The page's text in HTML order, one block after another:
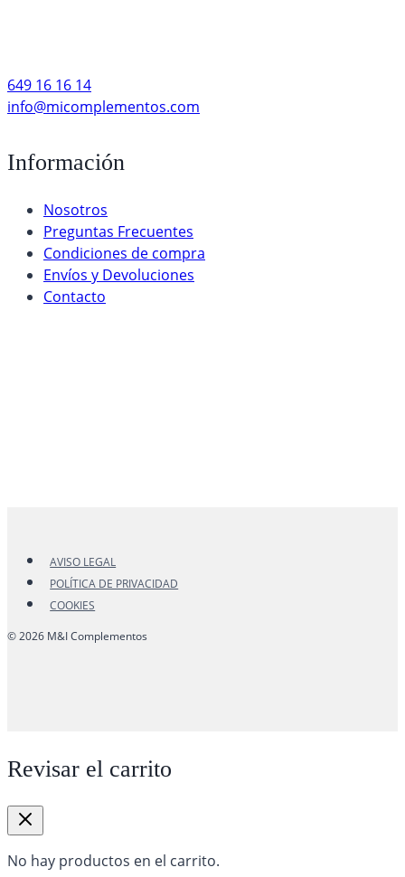
649 16 16 14
info@micomplementos.com
Información
Nosotros
Preguntas Frecuentes
Condiciones de compra
Envíos y Devoluciones
Contacto
AVISO LEGAL
POLÍTICA DE PRIVACIDAD
COOKIES
© 2026 M&I Complementos
Revisar el carrito
No hay productos en el carrito.